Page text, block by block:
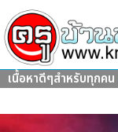
เนื้อหาดีๆสำหรับทุกคน